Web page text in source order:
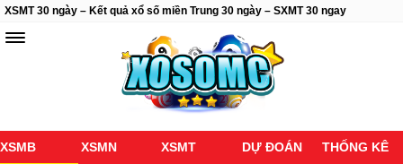
XSMT 30 ngày – Kết quả xổ số miền Trung 30 ngày – SXMT 30 ngay
XSMB XSMN XSMT DỰ ĐOÁN THỐNG KÊ